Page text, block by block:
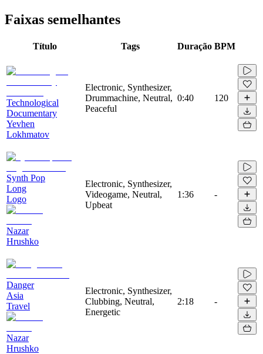
Faixas semelhantes
Título Tags Duração BPM
Technological
Documentary
Yevhen
Lokhmatov
Electronic, Synthesizer,
Drummachine, Neutral,
Peaceful
0:40 120
Synth Pop
Long
Logo
Nazar
Hrushko
Electronic, Synthesizer,
Videogame, Neutral,
Upbeat
1:36 -
Danger
Asia
Travel
Nazar
Hrushko
Electronic, Synthesizer,
Clubbing, Neutral,
Energetic
2:18 -